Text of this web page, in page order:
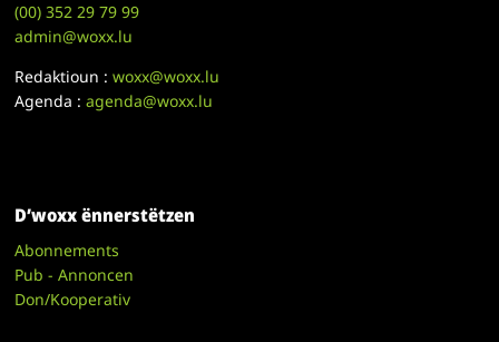
(00)352 29 79 99
admin@woxx.lu
Redaktioun :woxx@woxx.lu
Agenda :agenda@woxx.lu
D’woxx ënnerstëtzen
Abonnements
Pub - Annoncen
Don/Kooperativ